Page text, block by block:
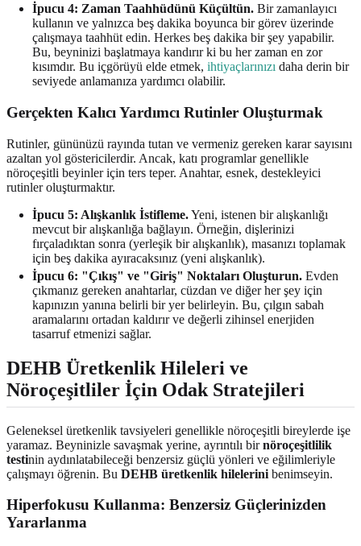
İpucu 4: Zaman Taahhüdünü Küçültün. Bir zamanlayıcı
kullanın ve yalnızca beş dakika boyunca bir görev üzerinde
çalışmaya taahhüt edin. Herkes beş dakika bir şey yapabilir.
Bu, beyninizi başlatmaya kandırır ki bu her zaman en zor
kısımdır. Bu içgörüyü elde etmek, ihtiyaçlarınızı daha derin bir
seviyede anlamanıza yardımcı olabilir.
Gerçekten Kalıcı Yardımcı Rutinler Oluşturmak
Rutinler, gününüzü rayında tutan ve vermeniz gereken karar sayısını
azaltan yol göstericilerdir. Ancak, katı programlar genellikle
nöroçeşitli beyinler için ters teper. Anahtar, esnek, destekleyici
rutinler oluşturmaktır.
İpucu 5: Alışkanlık İstifleme.Yeni, istenen bir alışkanlığı
mevcut bir alışkanlığa bağlayın. Örneğin, dişlerinizi
fırçaladıktan sonra (yerleşik bir alışkanlık), masanızı toplamak
için beş dakika ayıracaksınız (yeni alışkanlık).
İpucu 6: "Çıkış" ve "Giriş" Noktaları Oluşturun. Evden
çıkmanız gereken anahtarlar, cüzdan ve diğer her şey için
kapınızın yanına belirli bir yer belirleyin. Bu, çılgın sabah
aramalarını ortadan kaldırır ve değerli zihinsel enerjiden
tasarruf etmenizi sağlar.
DEHB Üretkenlik Hileleri ve
Nöroçeşitliler İçin Odak Stratejileri
Geleneksel üretkenlik tavsiyeleri genellikle nöroçeşitli bireylerde işe
yaramaz. Beyninizle savaşmak yerine, ayrıntılı birnöroçeşitlilik
testinin aydınlatabileceği benzersiz güçlü yönleri ve eğilimleriyle
çalışmayı öğrenin. Bu DEHB üretkenlik hilelerini benimseyin.
Hiperfokusu Kullanma: Benzersiz Güçlerinizden
Yararlanma